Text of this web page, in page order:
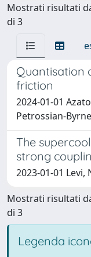
Mostrati risultati
di 3
Quantisation
friction
2024-01-01
Petrossian-
The
strong
2023-01-01 Levi,
Mostrati risultati
di 3
Legenda